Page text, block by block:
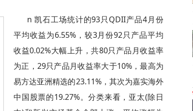
n 凯石工场统计的93只QDII产品4月份
平均收益为6.55%，较3月份92只产品平均
收益0.02%大幅上升，共80只产品月收益率
为正，29只产品月收益率大于10%，最高为
易方达亚洲精选的23.11%，其次为嘉实海外
中国股票的19.27%。分类来看，亚太(除日